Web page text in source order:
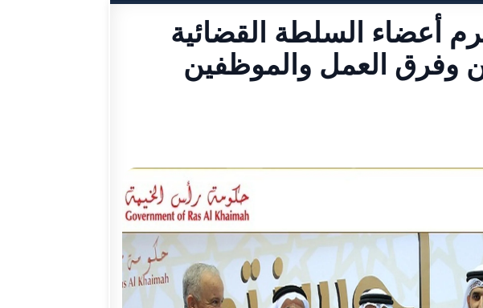
أعضاء السلطة القضائية
وفرق العمل والموظفين